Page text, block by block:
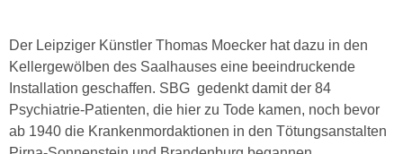
Der Leipziger Künstler Thomas Moecker hat dazu in den
Kellergewölben des Saalhauses eine beeindruckende
Installation geschaffen. SBG gedenkt damit der 84
Psychiatrie-Patienten, die hier zu Tode kamen, noch bevor
ab 1940 die Krankenmordaktionen in den Tötungsanstalten